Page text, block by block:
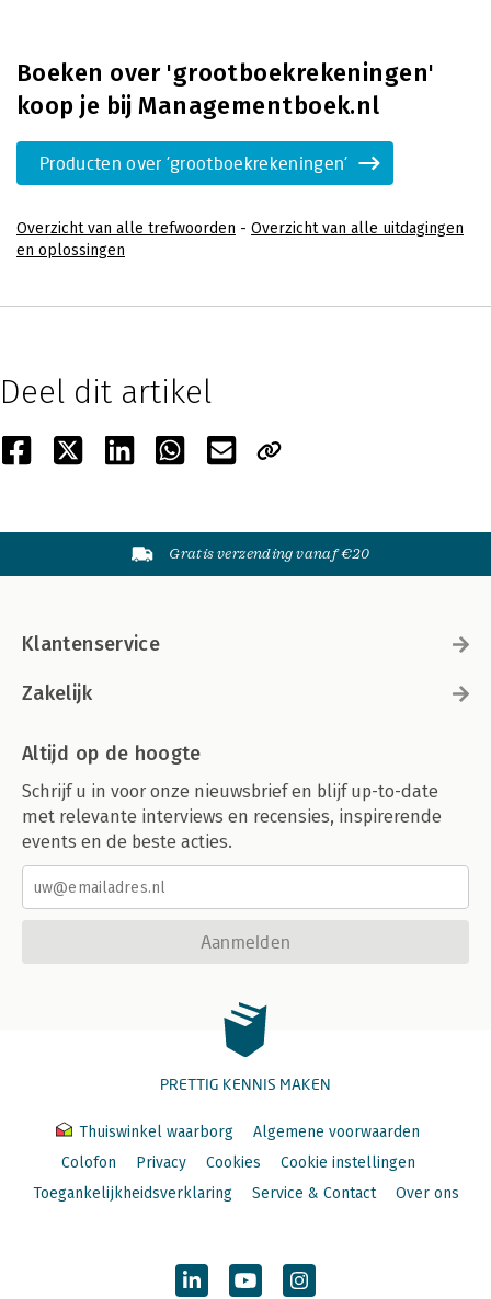
Boeken over 'grootboekrekeningen'
koop je bij Managementboek.nl
Producten over 'grootboekrekeningen'
Overzicht van alle trefwoorden - Overzicht van alle uitdagingen
en oplossingen
Deel dit artikel
Gratis verzending vanaf €20
Klantenservice
Zakelijk
Altijd op de hoogte
Schrijf u in voor onze nieuwsbrief en blijf up-to-date
met relevante interviews en recensies, inspirerende
events en de beste acties.
Aanmelden
PRETTIG KENNIS MAKEN
Thuiswinkel waarborg
Algemene voorwaarden
Colofon
Privacy Cookies
Cookie instellingen
Toegankelijkheidsverklaring
Service & Contact Over ons